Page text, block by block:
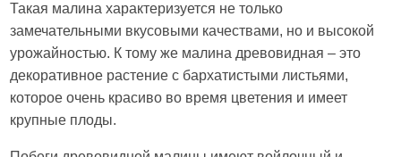
Такая малина характеризуется не только
замечательными вкусовыми качествами, но и высокой
урожайностью. К тому же малина древовидная – это
декоративное растение с бархатистыми листьями,
которое очень красиво во время цветения и имеет
крупные плоды.